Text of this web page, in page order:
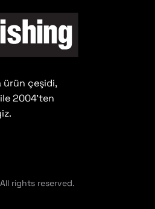
ürün çeşidi,
2004'ten
rights reserved.